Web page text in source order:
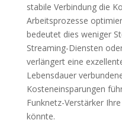
stabile Verbindung die
Arbeitsprozesse
bedeutet dies weniger
Streaming-Diensten
verlängert eine
Lebensdauer
Kosteneinsparungen
Funknetz-Verstärker
könnte.